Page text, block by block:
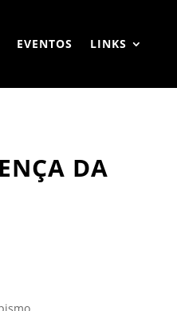
EVENTOS LINKS
DA